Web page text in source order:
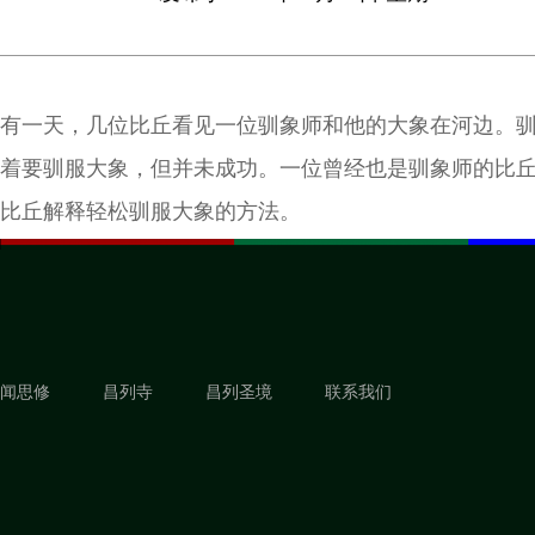
有一天，几位比丘看见一位驯象师和他的大象在河边。
着要驯服大象，但并未成功。一位曾经也是驯象师的比
比丘解释轻松驯服大象的方法。
闻思修 昌列寺 昌列圣境 联系我们